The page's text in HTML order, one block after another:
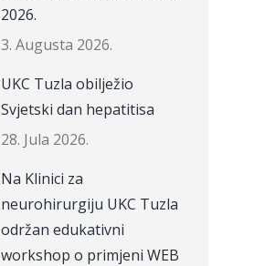
2026.
3. Augusta 2026.
UKC Tuzla obilježio
Svjetski dan hepatitisa
28. Jula 2026.
Na Klinici za
neurohirurgiju UKC Tuzla
održan edukativni
workshop o primjeni WEB